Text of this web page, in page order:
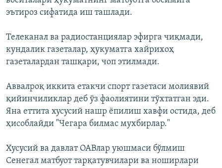
эътироз сифатида иш ташлади.
Телеканал ва радиостанциялар эфирга чиқмади,
кундалик газеталар, ҳукуматга хайрихоҳ
газеталардан ташқари, чоп этилмади.
Аввалроқ иккита етакчи спорт газетаси молиявий
қийинчиликлар деб ўз фаолиятини тўхтатган эди.
Яна еттита хусусий нашр ёпилиш хавфи остида, деб
ҳисоблайди "Чегара билмас мухбирлар."
Хусусий ва давлат ОАВлар уюшмаси бўлмиш
Сенегал матбуот тарқатувчилари ва ноширлари